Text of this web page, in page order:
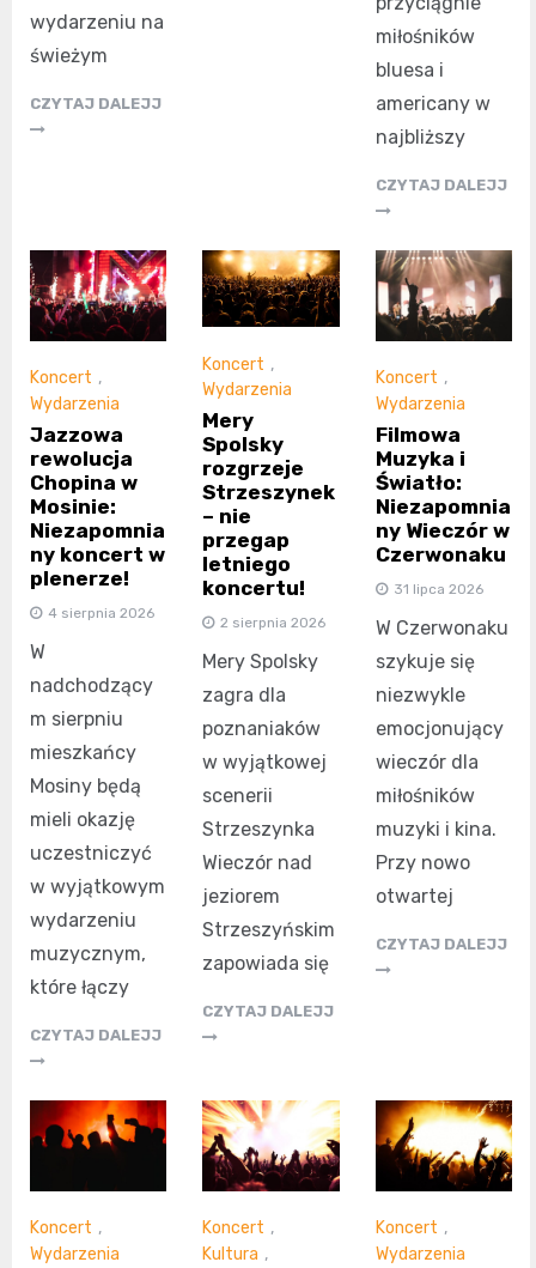
wydarzeniu na
świeżym
CZYTAJ DALEJJ
miłośników
bluesa i
americany w
najbliższy
CZYTAJ DALEJJ
Koncert ,
Wydarzenia
Jazzowa
rewolucja
Chopina w
Mosinie:
Niezapomnia
ny koncert w
plenerze!
4 sierpnia 2026
W
nadchodzący
m sierpniu
mieszkańcy
Mosiny będą
mieli okazję
uczestniczyć
w wyjątkowym
wydarzeniu
muzycznym,
które łączy
CZYTAJ DALEJJ
Koncert ,
Wydarzenia
Mery
Spolsky
rozgrzeje
Strzeszynek
– nie
przegap
letniego
koncertu!
2 sierpnia 2026
Mery Spolsky
zagra dla
poznaniaków
w wyjątkowej
scenerii
Strzeszynka
Wieczór nad
jeziorem
Strzeszyńskim
zapowiada się
CZYTAJ DALEJJ
Koncert ,
Wydarzenia
Filmowa
Muzyka i
Światło:
Niezapomnia
ny Wieczór w
Czerwonaku
31 lipca 2026
W Czerwonaku
szykuje się
niezwykle
emocjonujący
wieczór dla
miłośników
muzyki i kina.
Przy nowo
otwartej
CZYTAJ DALEJJ
Koncert ,
Wydarzenia
Koncert ,
Kultura ,
Koncert ,
Wydarzenia